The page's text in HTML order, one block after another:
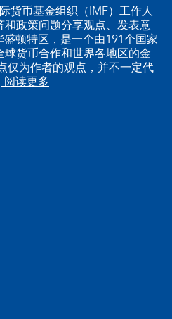
货币基金组织（IMF）工作人
政策问题分享观点、发表意
顿特区，是一个由191个国家
货币合作和世界各地区的金
仅为作者的观点，并不一定代
阅读更多